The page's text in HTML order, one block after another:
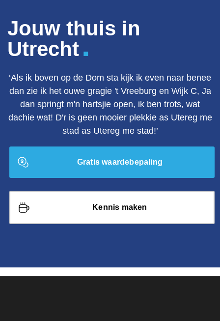
Jouw thuis in
Utrecht.
‘Als ik boven op de Dom sta kijk ik even naar benee
dan zie ik het ouwe gragie 't Vreeburg en Wijk C, Ja
dan springt m'n hartsjie open, ik ben trots, wat
dachie wat! D'r is geen mooier plekkie as Utereg me
stad as Utereg me stad!’
Gratis waardebepaling
Kennis maken